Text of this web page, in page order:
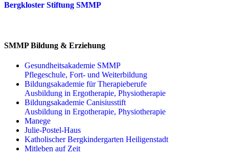
Bergkloster Stiftung SMMP
SMMP Bildung & Erziehung
Gesundheitsakademie SMMP
Pflegeschule, Fort- und Weiterbildung
Bildungsakademie für Therapieberufe
Ausbildung in Ergotherapie, Physiotherapie
Bildungsakademie Canisiusstift
Ausbildung in Ergotherapie, Physiotherapie
Manege
Julie-Postel-Haus
Katholischer Bergkindergarten Heiligenstadt
Mitleben auf Zeit